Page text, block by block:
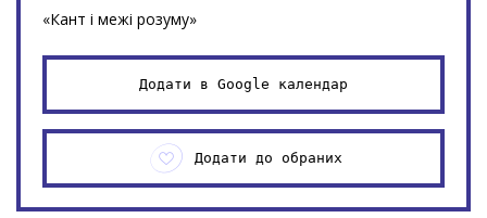
«Кант і межі розуму»
Додати в Google календар
Додати до обраних